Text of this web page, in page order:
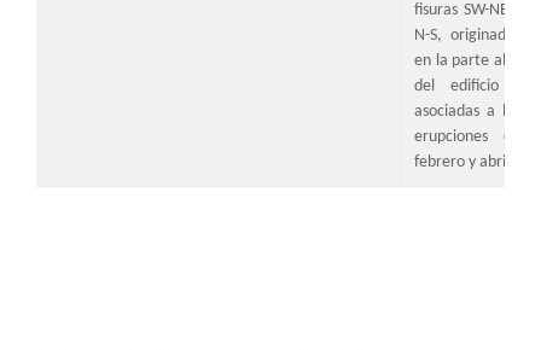
fisuras SW-NE y
N-S, originadas
en la parte alta
del edificio y
asociadas a las
erupciones de
febrero y abril.